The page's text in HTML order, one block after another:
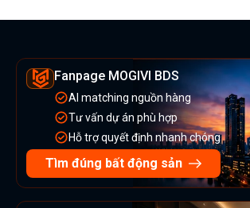
Fanpage MOGIVI BDS
AI matching nguồn hàng
Tư vấn dự án phù hợp
Hỗ trợ quyết định nhanh chóng
Tìm đúng bất động sản